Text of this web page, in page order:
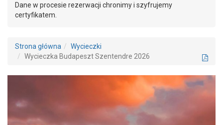
Dane w procesie rezerwacji chronimy i szyfrujemy
certyfikatem.
Strona główna
Wycieczki
Wycieczka Budapeszt Szentendre 2026